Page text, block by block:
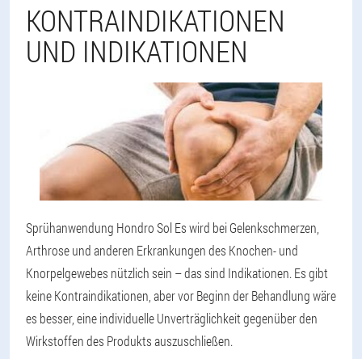
KONTRAINDIKATIONEN
UND INDIKATIONEN
Sprühanwendung Hondro Sol Es wird bei Gelenkschmerzen,
Arthrose und anderen Erkrankungen des Knochen- und
Knorpelgewebes nützlich sein – das sind Indikationen. Es gibt
keine Kontraindikationen, aber vor Beginn der Behandlung wäre
es besser, eine individuelle Unverträglichkeit gegenüber den
Wirkstoffen des Produkts auszuschließen.